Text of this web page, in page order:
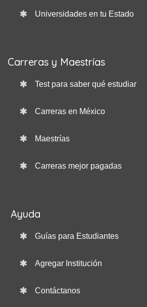
Universidades en tu Estado
Carreras y Maestrías
Test para saber qué estudiar
Carreras en México
Maestrías
Carreras mejor pagadas
Ayuda
Guías para Estudiantes
Agregar Institución
Contáctanos